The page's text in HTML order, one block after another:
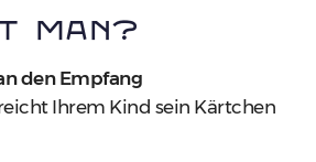
man?
den Empfang
Ihrem Kind sein Kärtchen